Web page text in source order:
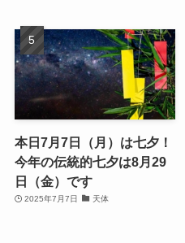
本日7月7日（月）は七夕！
今年の伝統的七夕は8月29
日（金）です
2025年7月7日 天体